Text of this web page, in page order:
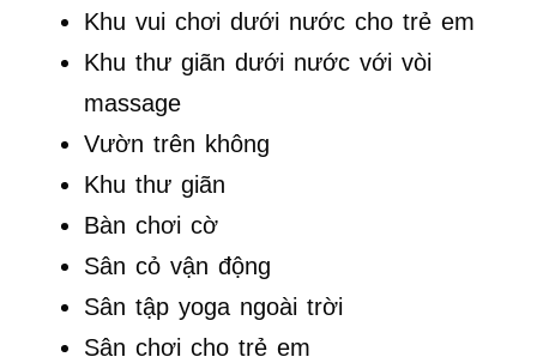
Khu vui chơi dưới nước cho trẻ em
Khu thư giãn dưới nước với vòi
massage
Vườn trên không
Khu thư giãn
Bàn chơi cờ
Sân cỏ vận động
Sân tập yoga ngoài trời
Sân chơi cho trẻ em